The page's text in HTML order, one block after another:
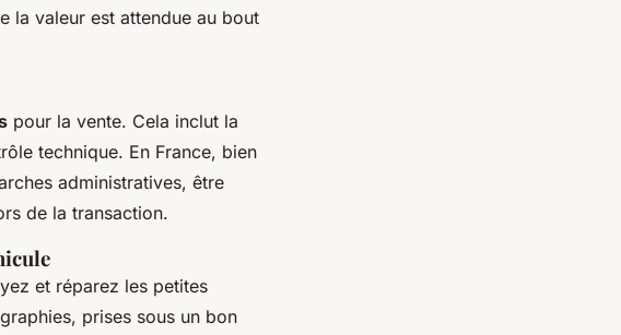
la valeur est attendue au bout
pour la vente. Cela inclut la
technique. En France, bien
administratives, être
de la transaction.
et réparez les petites
prises sous un bon